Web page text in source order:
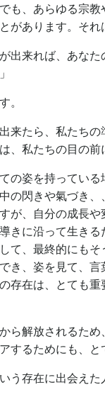
も、あらゆる宗教
があります。それ
出来れば、あな
。
来たら、私たちの
、私たちの目の前
の姿を持っている
の閃きや氣づき、
が、自分の成長や
きに沿って生きる
て、最終的にもそ
き、姿を見て、言
存在は、とても重
ら解放されるため
するためにも、と
う存在に出会えた